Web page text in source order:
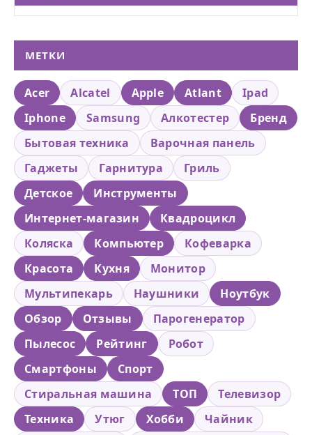
МЕТКИ
Acer Alcatel Apple Atlant
Ipad
Iphone
Samsung Алкотестер
Бренд
Бытовая техника
Варочная панель
Гаджеты
Гарнитура
Гриль
Детское
Инструменты
Интернет-магазин
Квадроцикл
Коляска
Компьютер
Кофеварка
Красота
Кухня
Монитор
Мультипекарь
Наушники
Ноутбук
Обзор
Отзывы
Парогенератор
Пылесос
Рейтинг
Робот
Смартфоны
Спорт
Стиральная машина
ТОП
Телевизор
Техника
Утюг Хобби
Чайник